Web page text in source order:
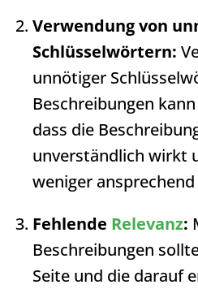
Verwendung von
Schlüsselwörtern:
unnötiger
Beschreibungen
dass die
unverständlich wirkt
weniger
Fehlende Relevanz:
Beschreibungen
Seite und die darauf